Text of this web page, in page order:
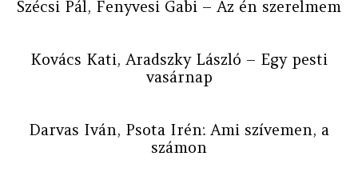
Szécsi Pál, Fenyvesi Gabi – Az én szerelmem
Kovács Kati, Aradszky László – Egy pesti
vasárnap
Darvas Iván, Psota Irén: Ami szívemen, a
számon